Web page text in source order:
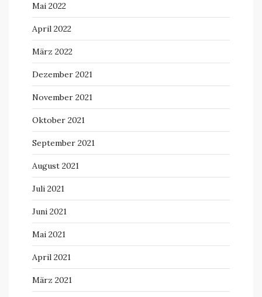
Mai 2022
April 2022
März 2022
Dezember 2021
November 2021
Oktober 2021
September 2021
August 2021
Juli 2021
Juni 2021
Mai 2021
April 2021
März 2021